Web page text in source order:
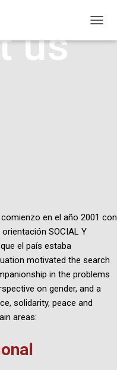
O
us
en el año 2001 con
SOCIAL Y
el país estaba
motivated the search
in the problems
on gender, and a
solidarity, peace and
areas: